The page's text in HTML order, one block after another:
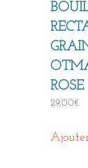
29,00€